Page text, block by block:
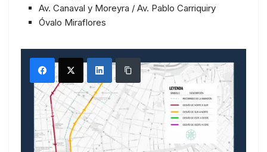
Av. Canaval y Moreyra / Av. Pablo Carriquiry
Óvalo Miraflores